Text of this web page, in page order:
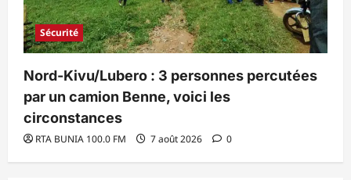
Sécurité
Nord-Kivu/Lubero : 3 personnes percutées
par un camion Benne, voici les
circonstances
RTA BUNIA 100.0 FM 7 août 2026 0